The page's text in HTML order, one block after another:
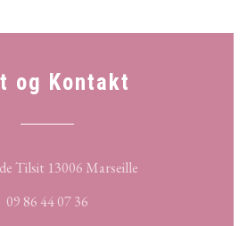
og Kontakt
Tilsit 13006 Marseille
09 86 44 07 36